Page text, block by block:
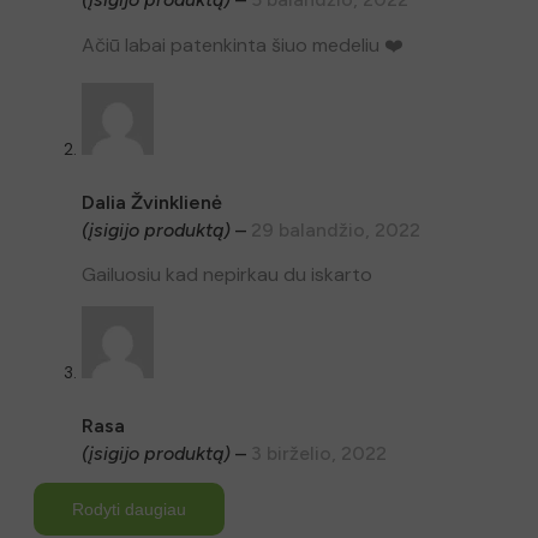
Kaip bitės apdulkina geltonžiedę sedulą:
Ačiū labai patenkinta šiuo medeliu ❤️
Dalia Žvinklienė
(įsigijo produktą) – 29 balandžio, 2022
Gailuosiu kad nepirkau du iskarto
Rasa
(įsigijo produktą) – 3 birželio, 2022
Rodyti daugiau